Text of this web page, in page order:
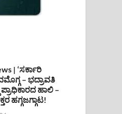
| ‘ಸರ್ಕಾರಿ
– ಭದ್ರಾವತಿ
ಪ್ರಾಧಿಕಾರದ ಹಾಲಿ –
ಹಗ್ಗಜಗ್ಗಾಟ!